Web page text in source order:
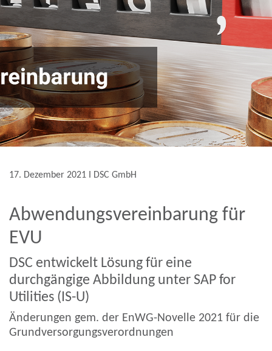
17. Dezember 2021 Ι DSC GmbH
Abwendungsvereinbarung für
EVU
DSC entwickelt Lösung für eine
durchgängige Abbildung unter SAP for
Utilities (IS-U)
Änderungen gem. der EnWG-Novelle 2021 für die
Grundversorgungsverordnungen